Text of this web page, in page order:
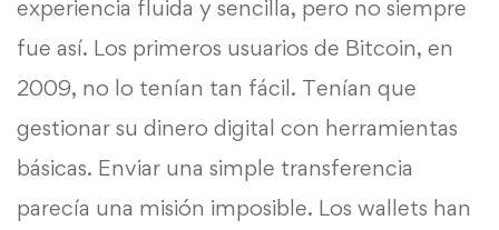
experiencia fluida y sencilla, pero no siempre
fue así. Los primeros usuarios de Bitcoin, en
2009, no lo tenían tan fácil. Tenían que
gestionar su dinero digital con herramientas
básicas. Enviar una simple transferencia
parecía una misión imposible. Los wallets han